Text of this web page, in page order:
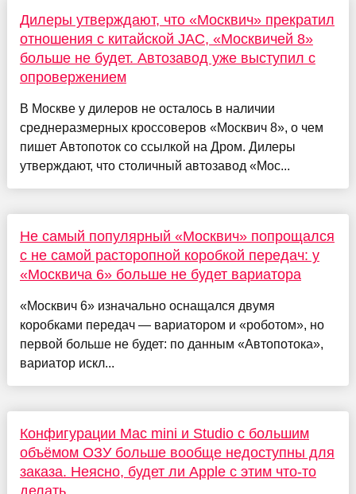
Дилеры утверждают, что «Москвич» прекратил
отношения с китайской JAC, «Москвичей 8»
больше не будет. Автозавод уже выступил с
опровержением
В Москве у дилеров не осталось в наличии
среднеразмерных кроссоверов «Москвич 8», о чем
пишет Автопоток со ссылкой на Дром. Дилеры
утверждают, что столичный автозавод «Мос...
Не самый популярный «Москвич» попрощался
с не самой расторопной коробкой передач: у
«Москвича 6» больше не будет вариатора
«Москвич 6» изначально оснащался двумя
коробками передач — вариатором и «роботом», но
первой больше не будет: по данным «Автопотока»,
вариатор искл...
Конфигурации Mac mini и Studio с большим
объёмом ОЗУ больше вообще недоступны для
заказа. Неясно, будет ли Apple с этим что-то